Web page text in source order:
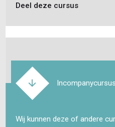
Deel deze cursus
Incompanycursus
Wij kunnen deze of andere